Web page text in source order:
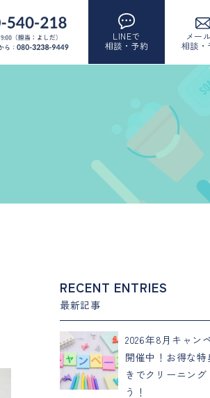
LINEで
相談・予約
メー
相談・
RECENT ENTRIES
最新記事
2026年8月キャン
開催中！お得な特
きでクリーニング
う！